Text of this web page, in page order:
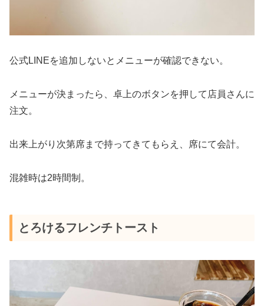
公式LINEを追加しないとメニューが確認できない。
メニューが決まったら、卓上のボタンを押して店員さんに
注文。
出来上がり次第席まで持ってきてもらえ、席にて会計。
混雑時は2時間制。
とろけるフレンチトースト